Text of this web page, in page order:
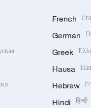
French
German
Greek
Hausa
Hebrew
Hindi हिन्दी